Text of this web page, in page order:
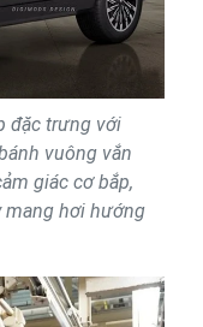
đặc trưng với
vuông vắn
giác cơ bắp,
mang hơi hướng